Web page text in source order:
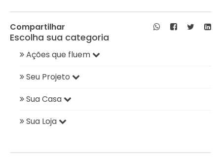
Compartilhar
Escolha sua categoria
Ações que fluem
Seu Projeto
Sua Casa
Sua Loja